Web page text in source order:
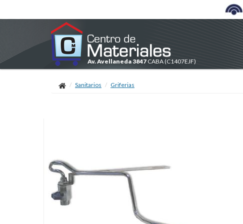
Av. Avellaneda 3847 CABA(C1407EJF)
Sanitarios Griferias